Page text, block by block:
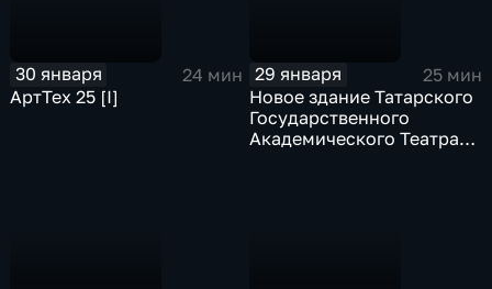
30 января
24 мин
АртТех 25 [I]
29 января
25 мин
Новое здание Татарского
Государственного
Академического Театра